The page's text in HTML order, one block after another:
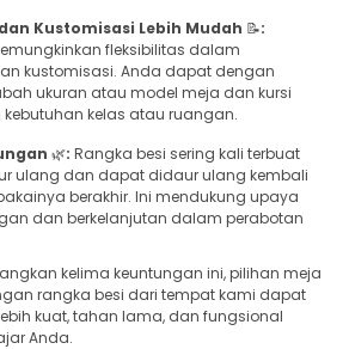
Kustomisasi Lebih Mudah 📝:
fleksibilitas dalam
kustomisasi. Anda dapat dengan
ukuran atau model meja dan kursi
kelas atau ruangan.
🌿: Rangka besi sering kali terbuat
ulang dan dapat didaur ulang kembali
berakhir. Ini mendukung upaya
dan berkelanjutan dalam perabotan
kelima keuntungan ini, pilihan meja
rangka besi dari tempat kami dapat
kuat, tahan lama, dan fungsional
Anda.